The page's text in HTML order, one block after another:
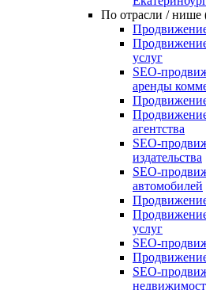
По отрасли / нише
Продвижение
услуг
SEO-
аренды
агентства
SEO-
издательства
SEO-
автомобилей
Продвижение
Продвижение
услуг
SEO-
SEO-